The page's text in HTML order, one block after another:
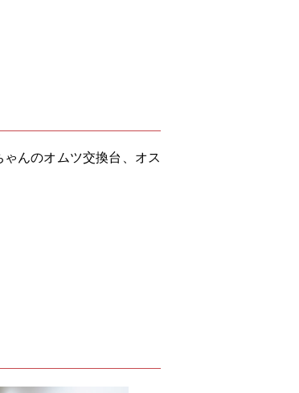
んのオムツ交換台、オス